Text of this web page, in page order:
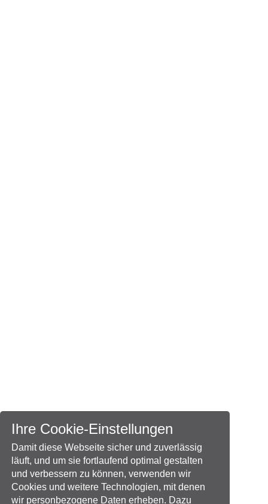
Ihre Cookie-Einstellungen
Damit diese Webseite sicher und zuverlässig
läuft, und um sie fortlaufend optimal gestalten
und verbessern zu können, verwenden wir
Cookies und weitere Technologien, mit denen
wir personbezogene Daten erheben. Dazu